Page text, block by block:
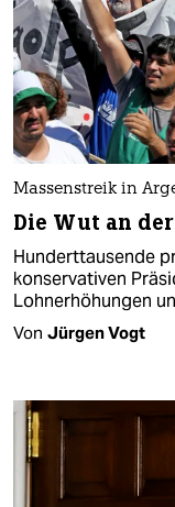
Massenstreik in
Die Wut an
Hunderttausende
konservativen
Lohnerhöhungen
Von Jürgen Vogt